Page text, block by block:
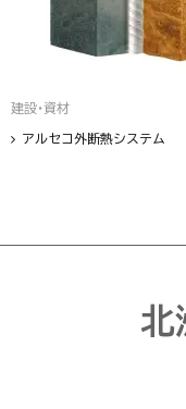
建設・資材
アルセコ外断熱システム
フッター
北